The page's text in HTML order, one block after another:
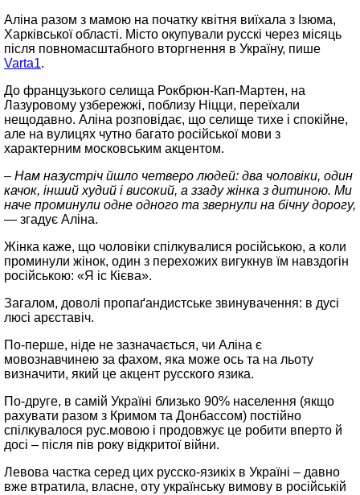
Аліна разом з мамою на початку квітня виїхала з Ізюма,
Харківської області. Місто окупували русскі через місяць
після повномасштабного вторгнення в Україну, пише
Varta1.
До французького селища Рокбрюн-Кап-Мартен, на
Лазуровому узбережжі, поблизу Ніцци, переїхали
нещодавно. Аліна розповідає, що селище тихе і спокійне,
але на вулицях чутно багато російської мови з
характерним московським акцентом.
– Нам назустріч йшло четверо людей: два чоловіки, один
качок, інший худий і високий, а ззаду жінка з дитиною. Ми
наче проминули одне одного та звернули на бічну дорогу,
— згадує Аліна.
Жінка каже, що чоловіки спілкувалися російською, а коли
проминули жінок, один з перехожих вигукнув їм навздогін
російською: «Я іс Кієва».
Загалом, доволі пропаґандистське звинувачення: в дусі
люсі арєставіч.
По‑перше, ніде не зазначається, чи Аліна є
мовознавчинею за фахом, яка може ось та на льоту
визначити, який це акцент русского язика.
По‑друге, в самій Україні близько 90% населення (якщо
рахувати разом з Кримом та Донбассом) постійно
спілкувалося рус.мовою і продовжує це робити вперто й
досі – після пів року відкритої війни.
Левова частка серед цих русско‑язикіх в Україні – давно
вже втратила, власне, оту українську вимову в російській